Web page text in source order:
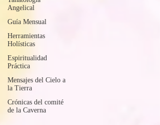
Angelical
Guía Mensual
Herramientas
Holísticas
Espiritualidad
Práctica
Mensajes del Cielo a
la Tierra
Crónicas del comité
de la Caverna